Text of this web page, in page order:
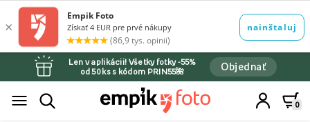
Len v aplikácii! Všetky fotky -55%
od 50 ks s kódom PRIN55🌺
Objednať
0